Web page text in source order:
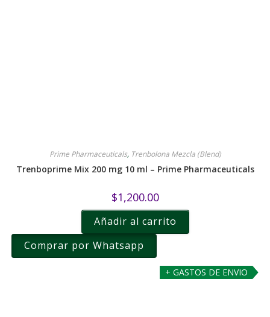
Prime Pharmaceuticals, Trenbolona Mezcla (Blend)
Trenboprime Mix 200 mg 10 ml – Prime Pharmaceuticals
$1,200.00
Añadir al carrito
Comprar por Whatsapp
+ GASTOS DE ENVIO